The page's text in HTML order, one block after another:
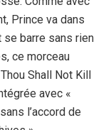
Prince va dans
se barre sans rien
ce morceau
Shall Not Kill
avec «
l’accord de